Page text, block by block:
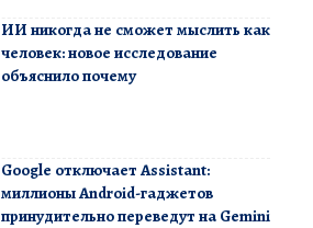
ИИ никогда не сможет мыслить как
человек: новое исследование
объяснило почему
Google отключает Assistant:
миллионы Android-гаджетов
принудительно переведут на Gemini